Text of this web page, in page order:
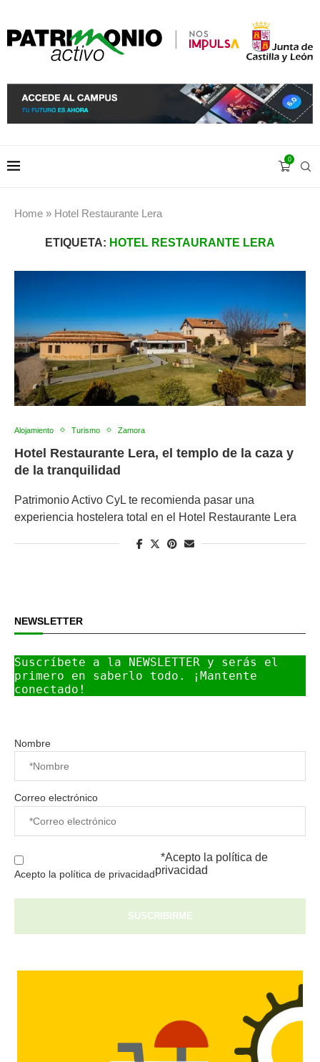
0
Home » Hotel Restaurante Lera
ETIQUETA: HOTEL RESTAURANTE LERA
Alojamiento Turismo Zamora
Hotel Restaurante Lera, el templo de la caza y
de la tranquilidad
Patrimonio Activo CyL te recomienda pasar una
experiencia hostelera total en el Hotel Restaurante Lera
NEWSLETTER
Suscríbete a la NEWSLETTER y serás el
primero en saberlo todo. ¡Mantente
conectado!
Nombre
Correo electrónico
Acepto la política de privacidad
*Acepto la política de
privacidad